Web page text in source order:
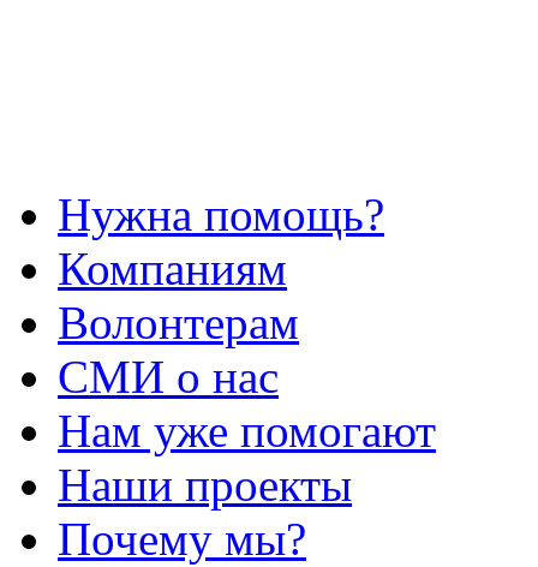
Нужна помощь?
Компаниям
Волонтерам
СМИ о нас
Нам уже помогают
Наши проекты
Почему мы?